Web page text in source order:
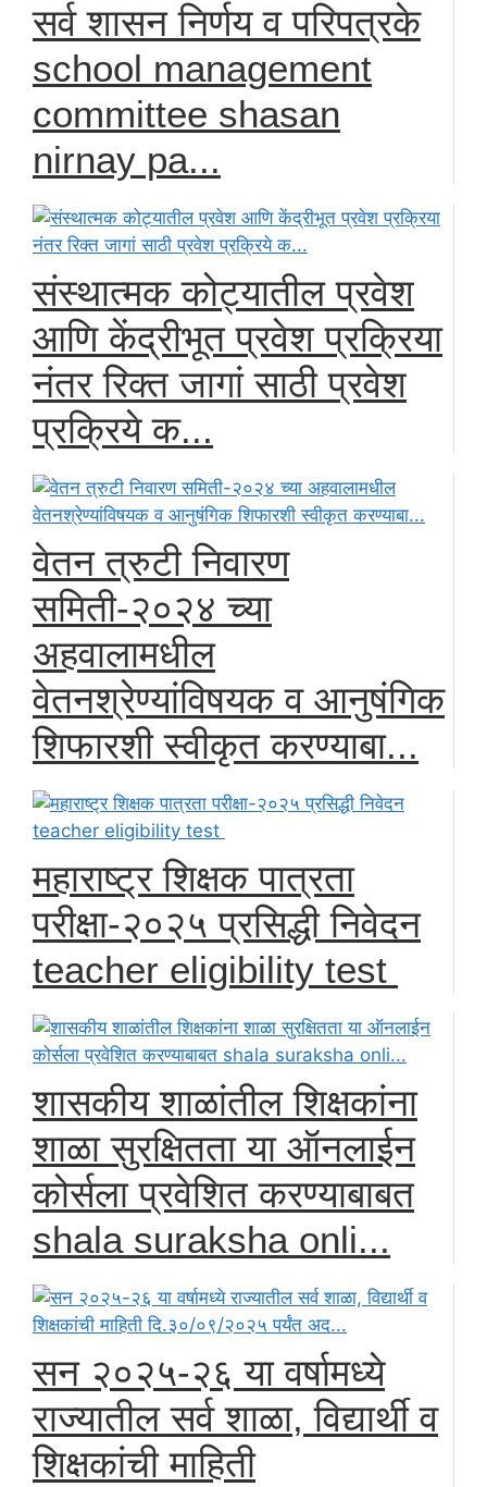
सर्व शासन निर्णय व परिपत्रके
school management
committee shasan
nirnay pa...
संस्थात्मक कोट्यातील प्रवेश
आणि केंद्रीभूत प्रवेश प्रक्रिया
नंतर रिक्त जागां साठी प्रवेश
प्रक्रिये क...
वेतन त्रुटी निवारण
समिती-२०२४ च्या
अहवालामधील
वेतनश्रेण्यांविषयक व आनुषंगिक
शिफारशी स्वीकृत करण्याबा...
महाराष्ट्र शिक्षक पात्रता
परीक्षा-२०२५ प्रसिद्धी निवेदन
teacher eligibility test
शासकीय शाळांतील शिक्षकांना
शाळा सुरक्षितता या ऑनलाईन
कोर्सला प्रवेशित करण्याबाबत
shala suraksha onli...
सन २०२५-२६ या वर्षामध्ये
राज्यातील सर्व शाळा, विद्यार्थी व
शिक्षकांची माहिती